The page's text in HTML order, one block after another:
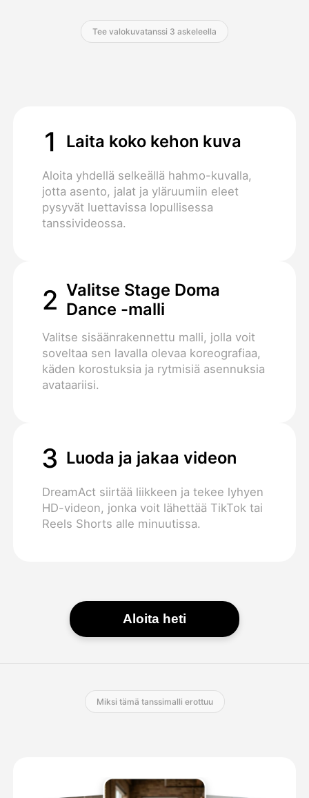
Tee valokuvatanssi 3 askeleella
1 Laita koko kehon kuva
Aloita yhdellä selkeällä hahmo-kuvalla,
jotta asento, jalat ja yläruumiin eleet
pysyvät luettavissa lopullisessa
tanssivideossa.
2 Valitse Stage Doma
Dance -malli
Valitse sisäänrakennettu malli, jolla voit
soveltaa sen lavalla olevaa koreografiaa,
käden korostuksia ja rytmisiä asennuksia
avataariisi.
3 Luoda ja jakaa videon
DreamAct siirtää liikkeen ja tekee lyhyen
HD-videon, jonka voit lähettää TikTok tai
Reels Shorts alle minuutissa.
Aloita heti
Miksi tämä tanssimalli erottuu